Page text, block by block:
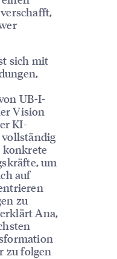
sich mit
UB-I-
Vision
KI-
konkrete
um
auf
zu
Ana,
zu folgen